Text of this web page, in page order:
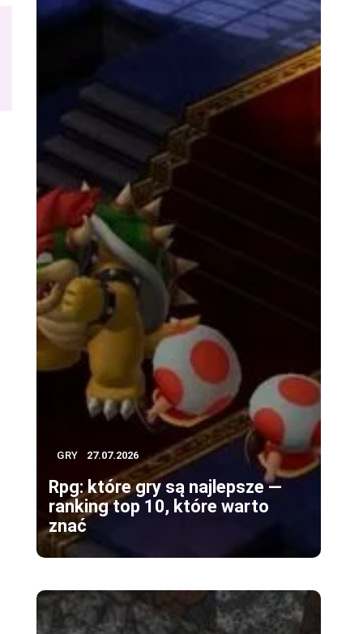
GRY 27.07.2026
Rpg: które gry są najlepsze —
ranking top 10, które warto
znać